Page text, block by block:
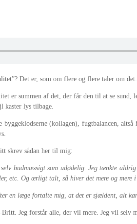
Det er, som om flere og flere taler om
er summen af det, der får den til at se
kaster lys tilbage.
byggeklodserne (kollagen), fugtbalancen,
skrev sådan her til mig:
hudmæssigt som udødelig. Jeg tænkte
etc. Og ærligt talt, så hiver det mere og
en læge fortalte mig, at det er sjældent, alt
Jeg forstår alle, der vil mere. Jeg vil selv